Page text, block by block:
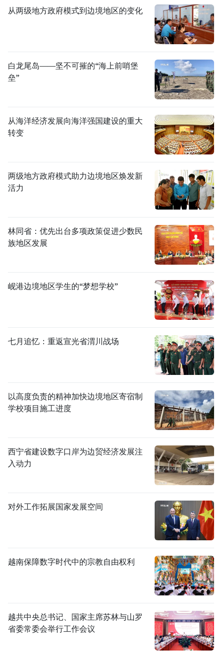
从两级地方政府模式到边境地区的变化
白龙尾岛——坚不可摧的“海上前哨堡
垒”
从海洋经济发展向海洋强国建设的重大
转变
两级地方政府模式助力边境地区焕发新
活力
林同省：优先出台多项政策促进少数民
族地区发展
岘港边境地区学生的“梦想学校”
七月追忆：重返宣光省渭川战场
以高度负责的精神加快边境地区寄宿制
学校项目施工进度
西宁省建设数字口岸为边贸经济发展注
入动力
对外工作拓展国家发展空间
越南保障数字时代中的宗教自由权利
越共中央总书记、国家主席苏林与山罗
省委常委会举行工作会议